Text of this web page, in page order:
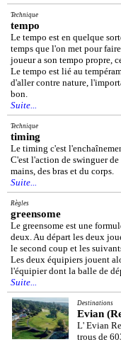
Technique
tempo
Le tempo est en quelque
temps que l'on met pour
joueur a son tempo propre,
Le tempo est lié au
d'aller contre nature,
bon.
Suite...
Technique
timing
Le timing c'est
C'est l'action de swinguer
mains, des bras et du corps.
Suite...
Règles
greensome
Le greensome est une
deux. Au départ les deux
le second coup et les
Les deux équipiers jouent
l'équipier dont la balle de
Suite...
Destinations
Evian
L' Evian
trous de